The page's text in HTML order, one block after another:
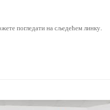
погледати на сљедећем линку.